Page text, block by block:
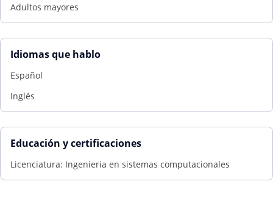
Adultos mayores
Idiomas que hablo
Español
Inglés
Educación y certificaciones
Licenciatura: Ingenieria en sistemas computacionales